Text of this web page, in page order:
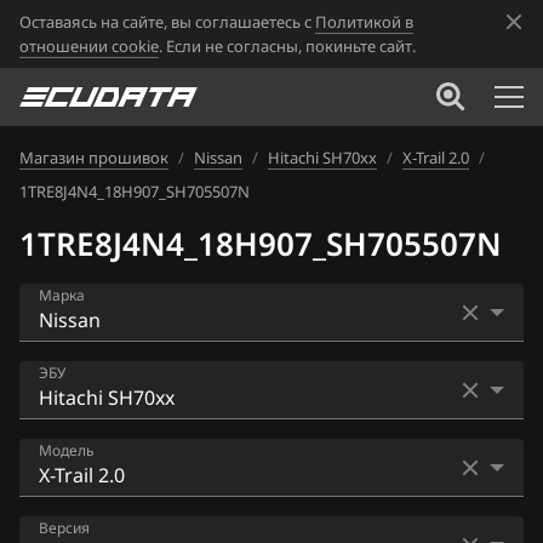
Оставаясь на сайте, вы соглашаетесь с Политикой в
отношении cookie. Если не согласны, покиньте сайт.
Магазин прошивок / Nissan / Hitachi SH70xx / X-Trail 2.0 /
1TRE8J4N4_18H907_SH705507N
1TRE8J4N4_18H907_SH705507N
Марка
Acura
Alfa Romeo
ATLAS
ЭБУ
Bosch EDC16CP33
Bosch EDC17C84
Модель
AD
Версия